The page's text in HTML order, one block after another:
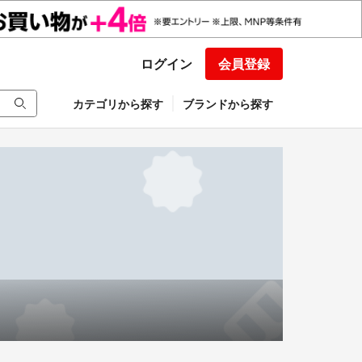
ログイン 会員登録
カテゴリから探す ブランドから探す